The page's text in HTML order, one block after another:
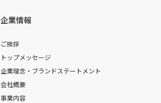
企業情報
ご挨拶
トップメッセージ
企業理念・ブランドステートメント
会社概要
事業内容